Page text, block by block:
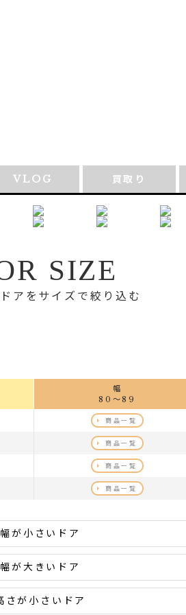
VLOG 買取り
SIZE
アをサイズで絞り込む
幅
80～89
商品一覧
商品一覧
商品一覧
商品一覧
幅が小さいドア
幅が大きいドア
さが小さいドア